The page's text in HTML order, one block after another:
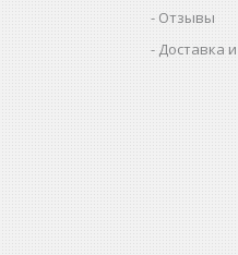
Отзывы
Доставка